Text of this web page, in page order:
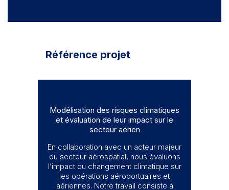
Référence projet
Modélisation des risques climatiques
et évaluation de leur impact sur le
secteur aérien
En collaboration avec un acteur majeur
du secteur aérospatial, nous évaluons
l’impact du changement climatique sur
les opérations aéroportuaires et
aériennes. Notre travail consiste à